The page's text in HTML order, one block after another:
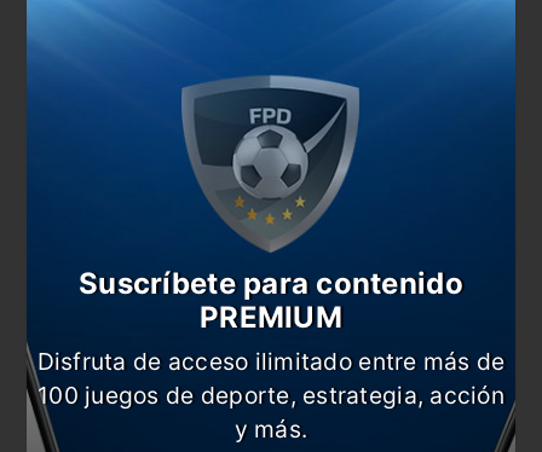
También te puede interesar
Messi, el primero en llegar con dos compañeros
más
Suscríbete para contenido
PREMIUM
Disfruta de acceso ilimitado entre más de
100 juegos de deporte, estrategia, acción
y más.